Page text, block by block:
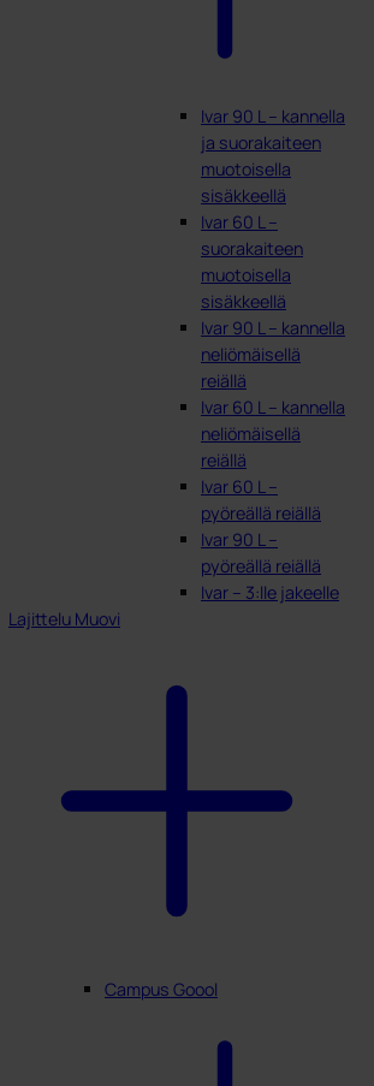
Ivar 90 L – kannella
ja suorakaiteen
muotoisella
sisäkkeellä
Ivar 60 L –
suorakaiteen
muotoisella
sisäkkeellä
Ivar 90 L – kannella
neliömäisellä
reiällä
Ivar 60 L – kannella
neliömäisellä
reiällä
Ivar 60 L –
pyöreällä reiällä
Ivar 90 L –
pyöreällä reiällä
Ivar – 3:lle jakeelle
Lajittelu Muovi
Campus Goool